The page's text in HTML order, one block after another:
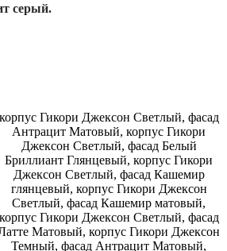
серый.
корпус Гикори Джексон Светлый, фасад
Антрацит Матовый, корпус Гикори
Джексон Светлый, фасад Белый
Бриллиант Глянцевый, корпус Гикори
Джексон Светлый, фасад Кашемир
глянцевый, корпус Гикори Джексон
Светлый, фасад Кашемир матовый,
корпус Гикори Джексон Светлый, фасад
Матовый, корпус Гикори Джексон
Темный, фасад Антрацит Матовый,